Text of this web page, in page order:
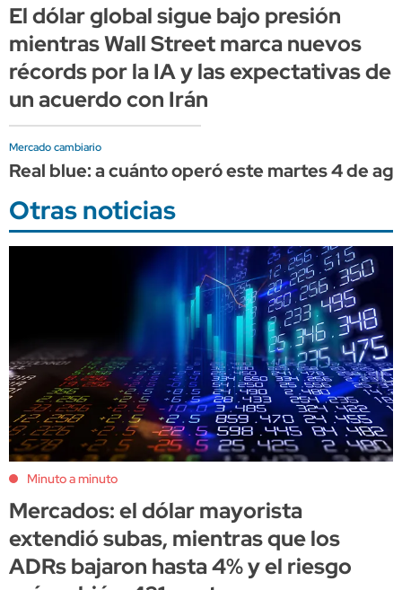
El dólar global sigue bajo presión
mientras Wall Street marca nuevos
récords por la IA y las expectativas de
un acuerdo con Irán
Mercado cambiario
Real blue: a cuánto operó este martes 4 de
Otras noticias
Minuto a minuto
Mercados: el dólar mayorista
extendió subas, mientras que los
ADRs bajaron hasta 4% y el riesgo